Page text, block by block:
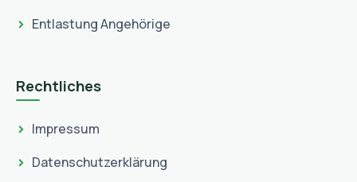
Entlastung Angehörige
Rechtliches
Impressum
Datenschutzerklärung